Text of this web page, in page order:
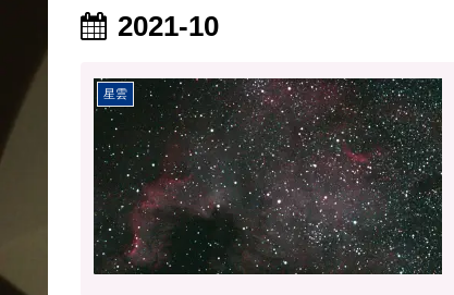
2021-10
星雲